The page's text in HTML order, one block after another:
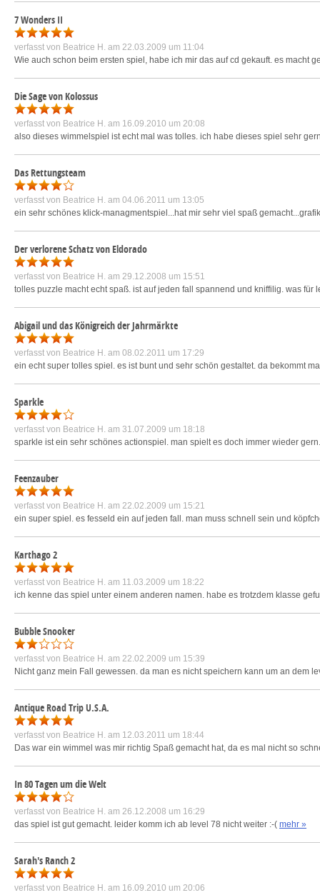
7 Wonders II
verfasst von Beatrice H. am 22.03.2009 um 11:04
Wie auch schon beim ersten spiel, habe ich mir das auf cd gekauft. es macht
Die Sage von Kolossus
verfasst von Beatrice H. am 16.09.2010 um 20:08
also dieses wimmelspiel ist echt mal was tolles. ich habe dieses spiel sehr
Das Rettungsteam
verfasst von Beatrice H. am 04.06.2011 um 13:05
ein sehr schönes klick-managmentspiel...hat mir sehr viel spaß
Der verlorene Schatz von Eldorado
verfasst von Beatrice H. am 29.12.2008 um 15:51
tolles puzzle macht echt spaß. ist auf jeden fall spannend und kniffilig. was
Abigail und das Königreich der Jahrmärkte
verfasst von Beatrice H. am 08.02.2011 um 17:29
ein echt super tolles spiel. es ist bunt und sehr schön gestaltet. da bekommt
Sparkle
verfasst von Beatrice H. am 31.07.2009 um 18:18
sparkle ist ein sehr schönes actionspiel. man spielt es doch immer wieder
Feenzauber
verfasst von Beatrice H. am 22.02.2009 um 15:21
ein super spiel. es fesseld ein auf jeden fall. man muss schnell sein und
Karthago 2
verfasst von Beatrice H. am 11.03.2009 um 18:22
ich kenne das spiel unter einem anderen namen. habe es trotzdem klasse
Bubble Snooker
verfasst von Beatrice H. am 22.02.2009 um 15:39
Nicht ganz mein Fall gewessen. da man es nicht speichern kann um an dem
Antique Road Trip U.S.A.
verfasst von Beatrice H. am 12.03.2011 um 18:44
Das war ein wimmel was mir richtig Spaß gemacht hat, da es mal nicht so
In 80 Tagen um die Welt
verfasst von Beatrice H. am 26.12.2008 um 16:29
das spiel ist gut gemacht. leider komm ich ab level 78 nicht weiter :-( mehr »
Sarah's Ranch 2
verfasst von Beatrice H. am 16.09.2010 um 20:06